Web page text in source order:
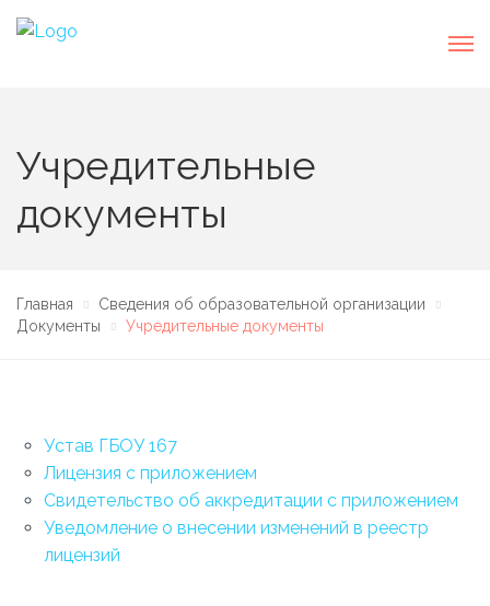
Учредительные
документы
Главная
Сведения об образовательной организации
Документы
Учредительные документы
Устав ГБОУ 167
Лицензия с приложением
Свидетельство об аккредитации с приложением
Уведомление о внесении изменений в реестр
лицензий